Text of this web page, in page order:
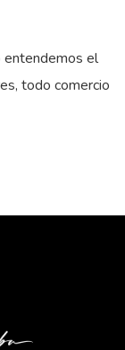
entendemos el
todo comercio